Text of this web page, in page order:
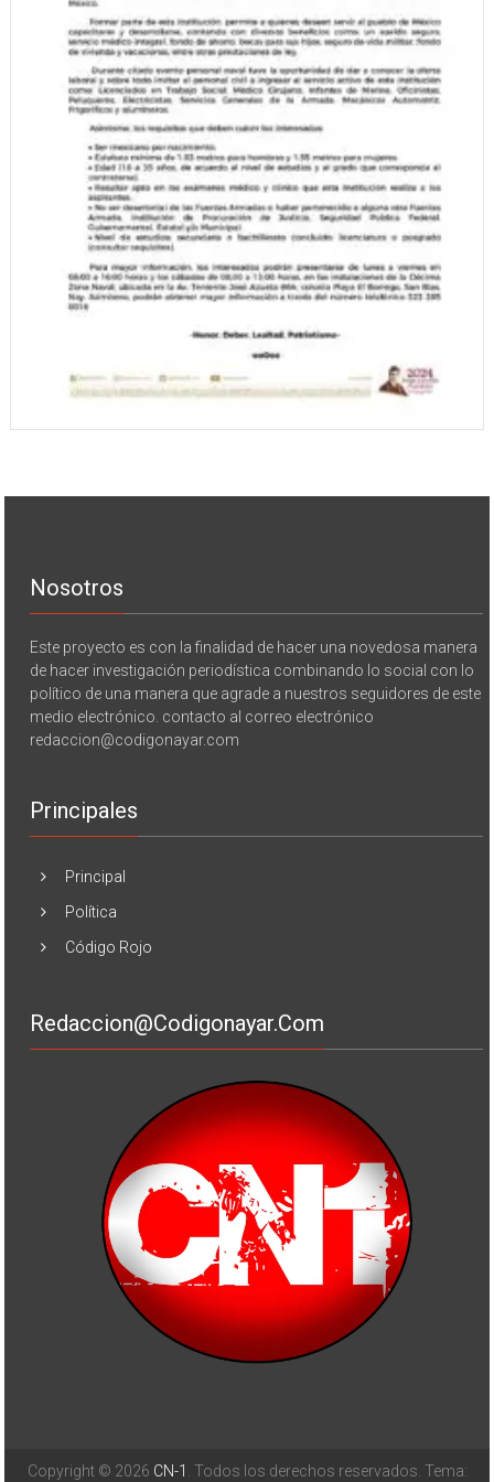
Nosotros
Este proyecto es con la finalidad de hacer una novedosa manera
de hacer investigación periodística combinando lo social con lo
político de una manera que agrade a nuestros seguidores de este
medio electrónico. contacto al correo electrónico
redaccion@codigonayar.com
Principales
Principal
Política
Código Rojo
Redaccion@codigonayar.com
Copyright © 2026 CN-1 . Todos los derechos reservados. Tema: